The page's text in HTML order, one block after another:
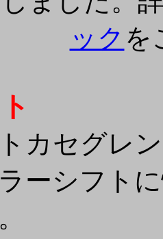
ック を
カセグレ
ーシフト